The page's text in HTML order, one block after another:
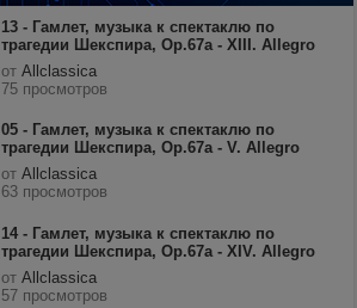
13 - Гамлет, музыка к спектаклю по
трагедии Шекспира, Op.67a - XIII. Allegro
giusto.mp3
отAllclassica
75 просмотров
05 - Гамлет, музыка к спектаклю по
трагедии Шекспира, Op.67a - V. Allegro
giusto ed agitato.mp3
отAllclassica
63 просмотров
14 - Гамлет, музыка к спектаклю по
трагедии Шекспира, Op.67a - XIV. Allegro
risoluto ma non troppo.mp3
отAllclassica
57 просмотров